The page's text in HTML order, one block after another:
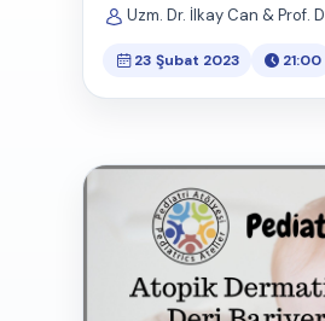
Uzm. Dr. İlkay Can & Prof.
23 Şubat 2023 21:00